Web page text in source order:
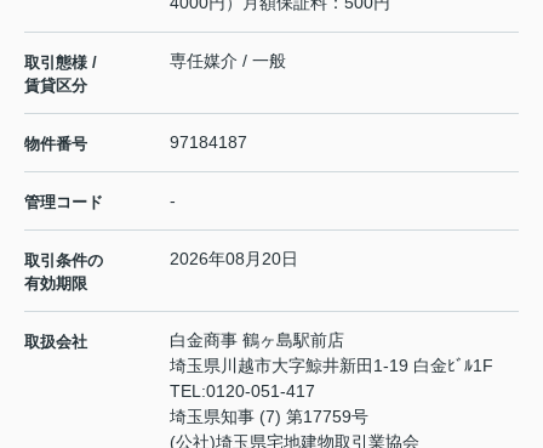
取引態様 /
賃貸区分
専任媒介 / 一般
物件番号 97184187
管理コード -
取引条件の
有効期限
2026年08月20日
取扱会社
白金商事 鶴ヶ島駅前店
埼玉県川越市大字鯨井新田1-19 白金ﾋﾞﾙ1F
TEL:0120-051-417
埼玉県知事 (7) 第17759号
(公社)埼玉県宅地建物取引業協会